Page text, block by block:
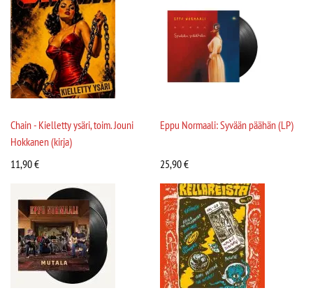
Chain - Kielletty ysäri, toim. Jouni
Hokkanen (kirja)
11,90€
Eppu Normaali: Syvään päähän (LP)
25,90€